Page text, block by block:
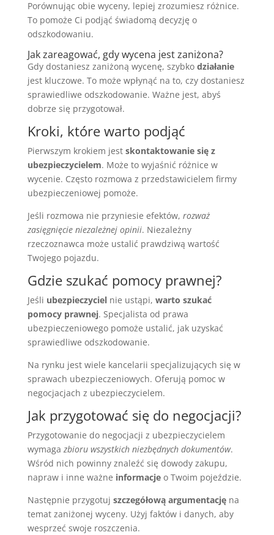
Porównując obie wyceny, lepiej zrozumiesz różnice.
To pomoże Ci podjąć świadomą decyzję o
odszkodowaniu.
Jak zareagować, gdy wycena jest zaniżona?
Gdy dostaniesz zaniżoną wycenę, szybko działanie
jest kluczowe. To może wpłynąć na to, czy dostaniesz
sprawiedliwe odszkodowanie. Ważne jest, abyś
dobrze się przygotował.
Kroki, które warto podjąć
Pierwszym krokiem jest skontaktowanie się z
ubezpieczycielem. Może to wyjaśnić różnice w
wycenie. Często rozmowa z przedstawicielem firmy
ubezpieczeniowej pomoże.
Jeśli rozmowa nie przyniesie efektów, rozważ
zasięgnięcie niezależnej opinii. Niezależny
rzeczoznawca może ustalić prawdziwą wartość
Twojego pojazdu.
Gdzie szukać pomocy prawnej?
Jeśli ubezpieczycielnie ustąpi, warto szukać
pomocy prawnej. Specjalista od prawa
ubezpieczeniowego pomoże ustalić, jak uzyskać
sprawiedliwe odszkodowanie.
Na rynku jest wiele kancelarii specjalizujących się w
sprawach ubezpieczeniowych. Oferują pomoc w
negocjacjach z ubezpieczycielem.
Jak przygotować się do negocjacji?
Przygotowanie do negocjacji z ubezpieczycielem
wymaga zbioru wszystkich niezbędnych dokumentów.
Wśród nich powinny znaleźć się dowody zakupu,
napraw i inne ważne informacjeo Twoim pojeździe.
Następnie przygotuj szczegółową argumentacjęna
temat zaniżonej wyceny. Użyj faktów i danych, aby
wesprzeć swoje roszczenia.